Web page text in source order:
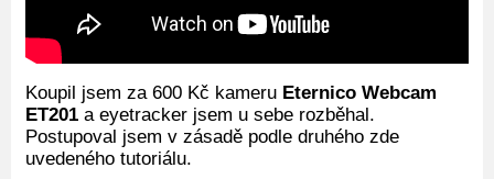
Koupil jsem za 600 Kč kameru Eternico Webcam
ET201 a eyetracker jsem u sebe rozběhal.
Postupoval jsem v zásadě podle druhého zde
uvedeného tutoriálu.